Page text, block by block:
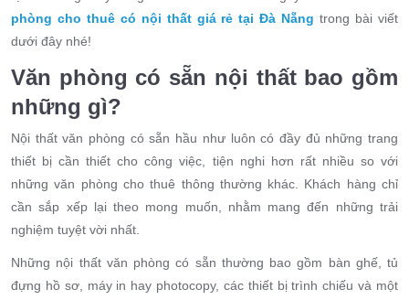
phòng cho thuê có nội thất giá rẻ tại Đà Nẵng trong bài viết
dưới đây nhé!
Văn phòng có sẵn nội thất bao gồm
những gì?
Nội thất văn phòng có sẵn hầu như luôn có đầy đủ những trang
thiết bị cần thiết cho công việc, tiện nghi hơn rất nhiều so với
những văn phòng cho thuê thông thường khác. Khách hàng chỉ
cần sắp xếp lại theo mong muốn, nhằm mang đến những trải
nghiệm tuyệt vời nhất.
Những nội thất văn phòng có sẵn thường bao gồm bàn ghế, tủ
đựng hồ sơ, máy in hay photocopy, các thiết bị trình chiếu và một